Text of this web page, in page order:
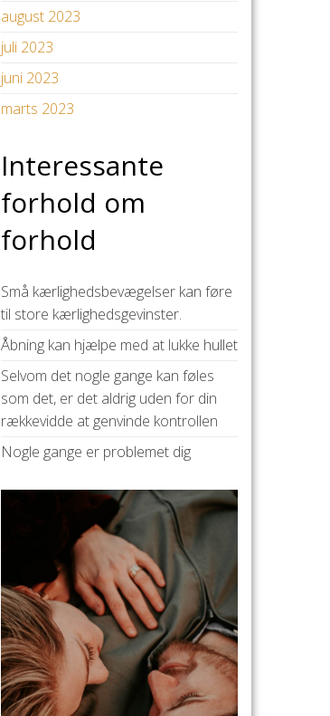
august 2023
juli 2023
juni 2023
marts 2023
Interessante
forhold om
forhold
Små kærlighedsbevægelser kan føre
til store kærlighedsgevinster.
Åbning kan hjælpe med at lukke hullet
Selvom det nogle gange kan føles
som det, er det aldrig uden for din
rækkevidde at genvinde kontrollen
Nogle gange er problemet dig